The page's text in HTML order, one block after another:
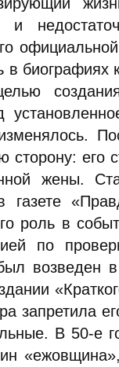
и
в биографиях
сторону: его
жены.
в газете
роль в
по
возведен в
запретила
В 50-е